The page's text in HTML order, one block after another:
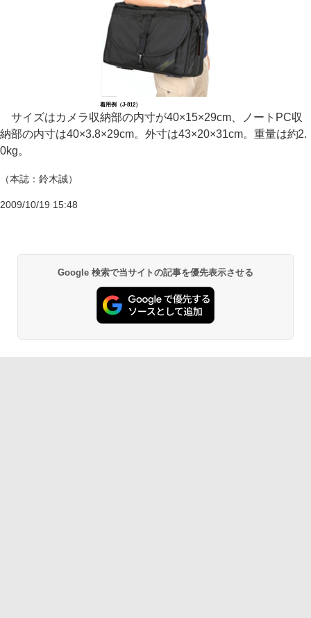
着用例（J-812）
サイズはカメラ収納部の内寸が40×15×29cm、ノートPC収
納部の内寸は40×3.8×29cm。外寸は43×20×31cm。重量は約2.
0kg。
（本誌：鈴木誠）
2009/10/19 15:48
Google 検索で当サイトの記事を優先表示させる